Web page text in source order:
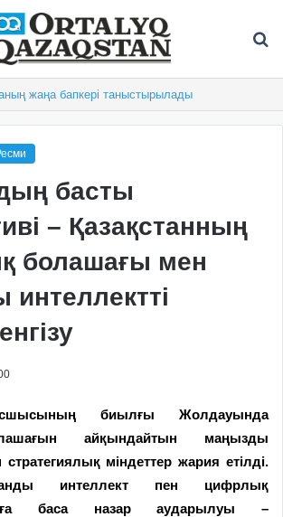
жаңа бапкері таныстырылады
басты
– Қазақстанның
болашағы мен
биылғы Жолдауында
айқындайтын маңызды
міндеттер жария етілді.
интеллект пен цифрлық
баса назар аударылуы –